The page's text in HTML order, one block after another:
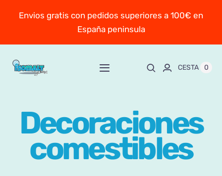
Envios gratis con pedidos superiores a 100€ en
España peninsula
Toggle
Sobre Mayte
TIENDA New!
CESTA 0
Decoraciones
comestibles